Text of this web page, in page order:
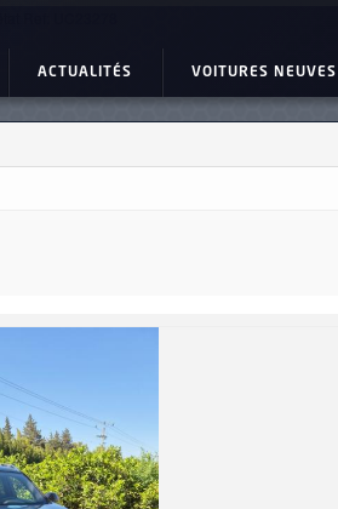
ACTUALITÉS VOITURES NEUVES